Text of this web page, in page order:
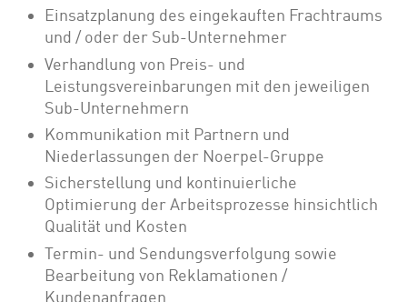
Einsatzplanung des eingekauften Frachtraums
und / oder der Sub-Unternehmer
Verhandlung von Preis- und
Leistungsvereinbarungen mit den jeweiligen
Sub-Unternehmern
Kommunikation mit Partnern und
Niederlassungen der Noerpel-Gruppe
Sicherstellung und kontinuierliche
Optimierung der Arbeitsprozesse hinsichtlich
Qualität und Kosten
Termin- und Sendungsverfolgung sowie
Bearbeitung von Reklamationen /
Kundenanfragen